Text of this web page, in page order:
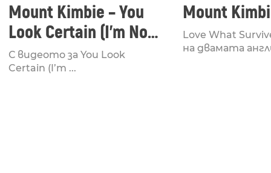
Mount Kimbie – You
Look Certain (I’m Not
So Sure)
С видеото за You Look
Certain (I’m ...
Mount
Love What
на двамата